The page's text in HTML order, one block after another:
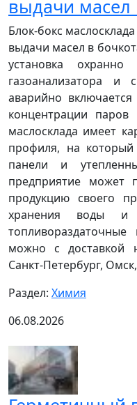
выдачи масел
Блок-бокс
выдачи масел в
установка
газоанализатора и
аварийно
концентрации
маслосклада имеет
профиля, на который
панели и
предприятие может
продукцию своего
хранения воды и
можно с доставкой
Санкт-Петербург,
Раздел: Химия
06.08.2026